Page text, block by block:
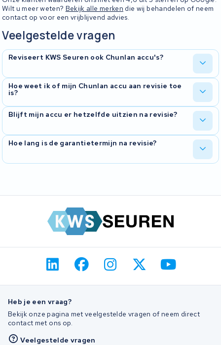
Wilt u meer weten? Bekijk alle merken die wij behandelen of neem
contact op voor een vrijblijvend advies.
Veelgestelde vragen
Reviseert KWS Seuren ook Chunlan accu's?
Ja, Chunlan behoort tot de meer dan 510 merken die wij reviseren.
Neem contact op met de specificaties van je accu voor een
gerichte beoordeling.
Hoe weet ik of mijn Chunlan accu aan revisie toe
is?
Typische signalen zijn: kortere actieradius, langere laadtijd, of de
accu die zich tijdens gebruik uitschakelt. Merkt u één of meer van
deze zaken? Dan is revisie waarschijnlijk de beste optie.
Blijft mijn accu er hetzelfde uitzien na revisie?
Ja. Wij hergebruiken de originele behuizing en connector van je
Chunlan accu. Alleen de interne cellen worden vervangen. Je accu
past dus gewoon terug in je fiets.
Hoe lang is de garantietermijn na revisie?
Heb je een vraag?
Bekijk onze pagina met veelgestelde vragen of neem direct
contact met ons op.
Veelgestelde vragen